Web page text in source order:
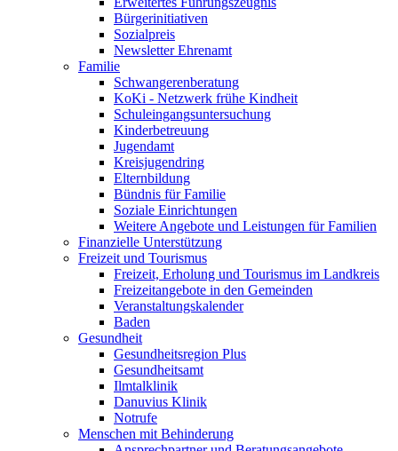
Bürgerinitiativen
Sozialpreis
Newsletter Ehrenamt
Familie
Schwangerenberatung
KoKi - Netzwerk frühe Kindheit
Schuleingangsuntersuchung
Kinderbetreuung
Jugendamt
Kreisjugendring
Elternbildung
Bündnis für Familie
Soziale Einrichtungen
Weitere Angebote und Leistungen für Familien
Finanzielle Unterstützung
Freizeit und Tourismus
Freizeit, Erholung und Tourismus im Landkreis
Freizeitangebote in den Gemeinden
Veranstaltungskalender
Baden
Gesundheit
Gesundheitsregion Plus
Gesundheitsamt
Ilmtalklinik
Danuvius Klinik
Notrufe
Menschen mit Behinderung